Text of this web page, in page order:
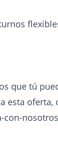
que tú
esta
con-